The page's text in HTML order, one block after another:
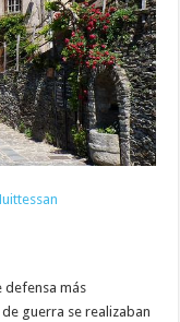
defensa más
guerra se realizaban